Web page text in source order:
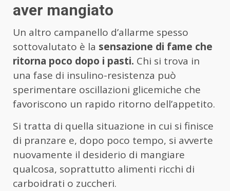
aver mangiato
Un altro campanello d’allarme spesso
sottovalutato è la sensazione di fame che
ritorna poco dopo i pasti. Chi si trova in
una fase di insulino-resistenza può
sperimentare oscillazioni glicemiche che
favoriscono un rapido ritorno dell’appetito.
Si tratta di quella situazione in cui si finisce
di pranzare e, dopo poco tempo, si avverte
nuovamente il desiderio di mangiare
qualcosa, soprattutto alimenti ricchi di
carboidrati o zuccheri.